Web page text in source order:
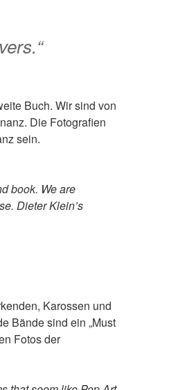
Buch. Wir sind von
Die Fotografien
sein.
book. We are
Dieter Klein’s
Karossen und
Bände sind ein „Must
Fotos der